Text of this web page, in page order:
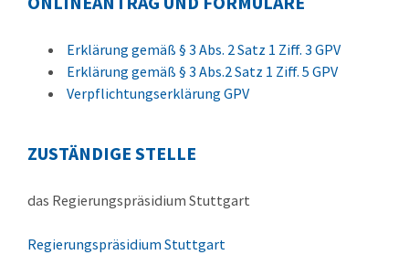
Erklärung gemäß § 3 Abs. 2 Satz 1 Ziff. 3 GPV
Erklärung gemäß § 3 Abs.2 Satz 1 Ziff. 5 GPV
Verpflichtungserklärung GPV
ZUSTÄNDIGE STELLE
das Regierungspräsidium Stuttgart
Regierungspräsidium Stuttgart